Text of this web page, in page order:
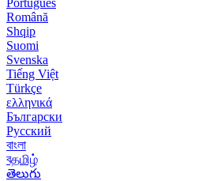
Română
Shqip
Suomi
Svenska
Tiếng Việt
Türkçe
ελληνικά
Български
Русский
বাংলা
বதமிழ்
తెలుగు